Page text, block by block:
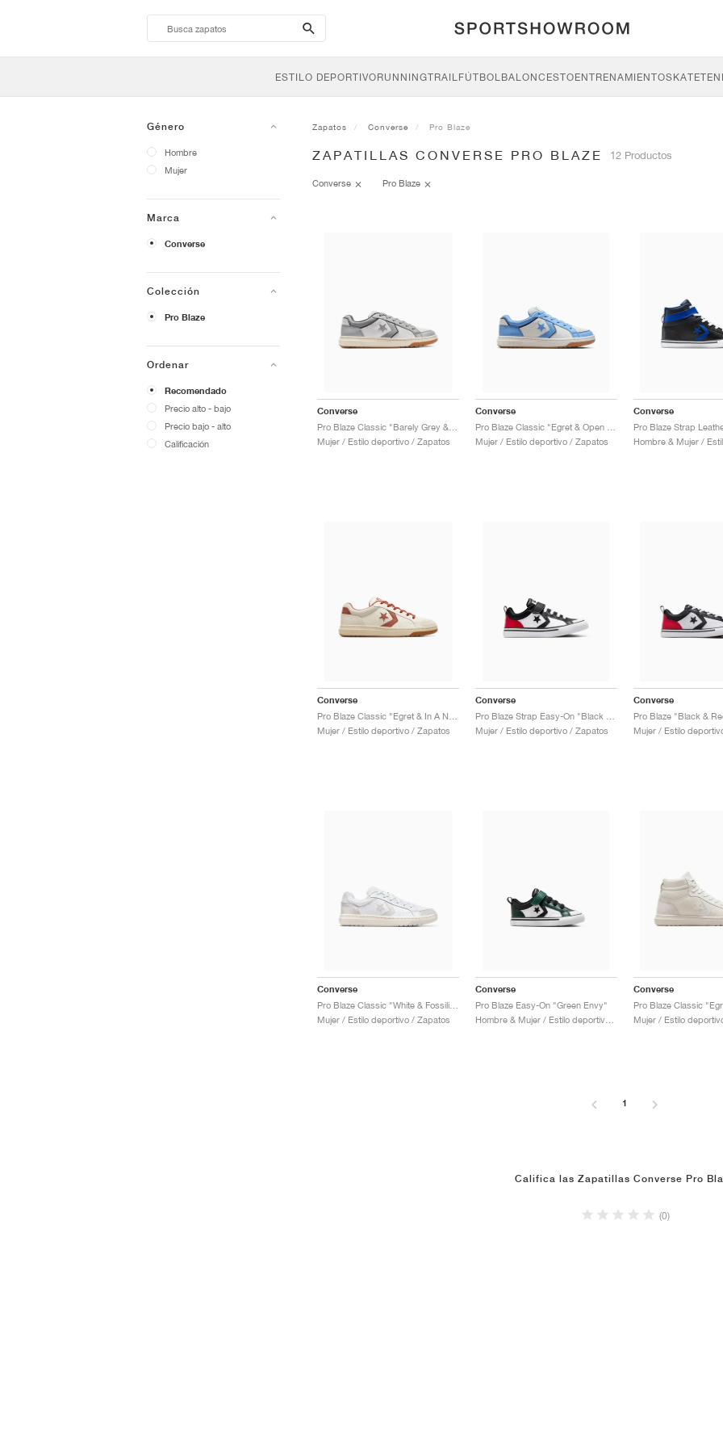
search-
btn
ESTILO DEPORTIVORUNNINGTRAILFÚTBOLBALONCESTOENTRENAMIENTOSKATE
Género
Hombre
Mujer
Marca
Converse
Colección
Pro Blaze
Ordenar
Recomendado
Precio alto - bajo
Precio bajo - alto
Calificación
Zapatos Converse Pro Blaze
ZAPATILLAS CONVERSE PRO BLAZE 12 Productos
Converse Pro Blaze
Converse
Mujer / Estilo deportivo / Zapatos
Converse
Mujer / Estilo deportivo / Zapatos
Converse
Converse
Mujer / Estilo deportivo / Zapatos
Converse
Mujer / Estilo deportivo / Zapatos
Converse
Pro Blaze "Black &
Mujer / Estilo
Converse
Mujer / Estilo deportivo / Zapatos
Converse
Pro Blaze Easy-On "Green Envy"
Converse
Mujer / Estilo
1
Califica las Zapatillas Converse Pro
(0)